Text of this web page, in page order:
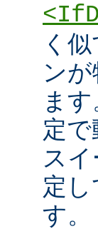
く
ン
ま
定
ス
定
す。